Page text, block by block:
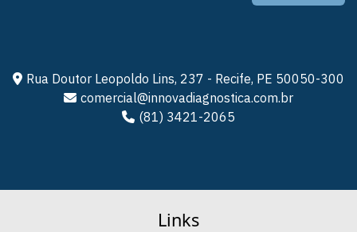
Rua Doutor Leopoldo Lins, 237 - Recife, PE 50050-300
comercial@innovadiagnostica.com.br
(81) 3421-2065
Links